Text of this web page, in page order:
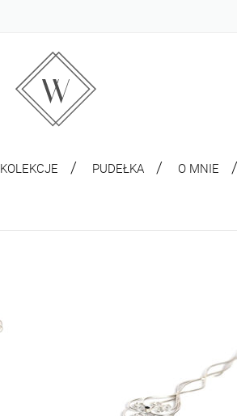
KOLEKCJE PUDEŁKA O MNIE